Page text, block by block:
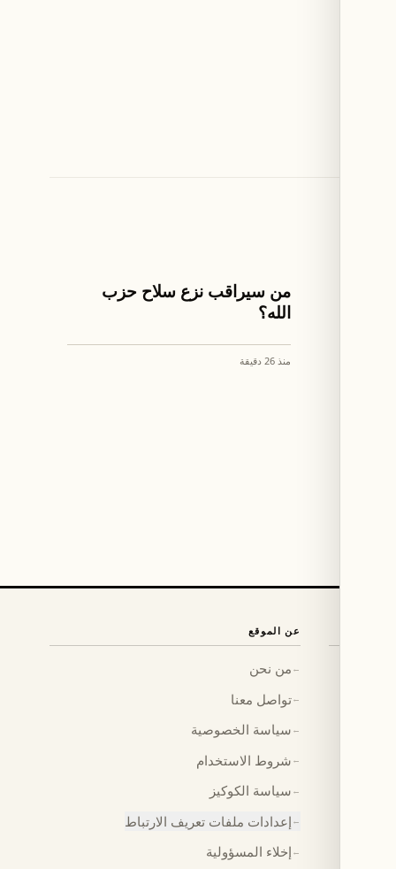
من سيراقب نزع سلاح حزب
الله؟
منذ 26 دقيقة
عن الموقع
← من نحن
←تواصل معنا
← سياسة الخصوصية
← شروط الاستخدام
← سياسة الكوكيز
← إعدادات ملفات تعريف الارتباط
← إخلاء المسؤولية